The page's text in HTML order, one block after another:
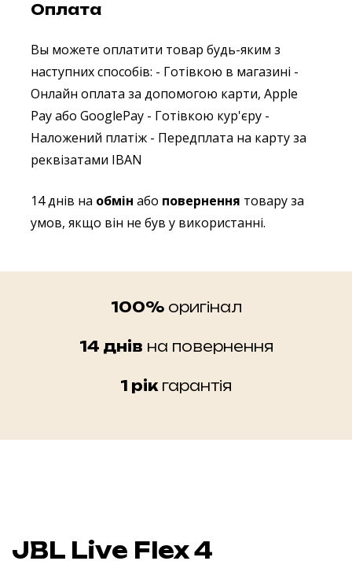
Оплата
Вы можете оплатити товар будь-яким з
наступних способів: - Готівкою в магазині -
Онлайн оплата за допомогою карти, Apple
Pay або GooglePay - Готівкою кур'єру -
Наложений платіж - Передплата на карту за
реквізатами IBAN
14 днів на обмін або повернення товару за
умов, якщо він не був у використанні.
100%оригінал
14 днів на повернення
1 рік гарантія
JBL Live Flex 4